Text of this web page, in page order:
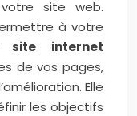
site web.
à votre
internet
de vos pages,
Elle
les objectifs